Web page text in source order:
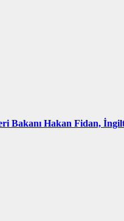
Bakanı Hakan Fidan,